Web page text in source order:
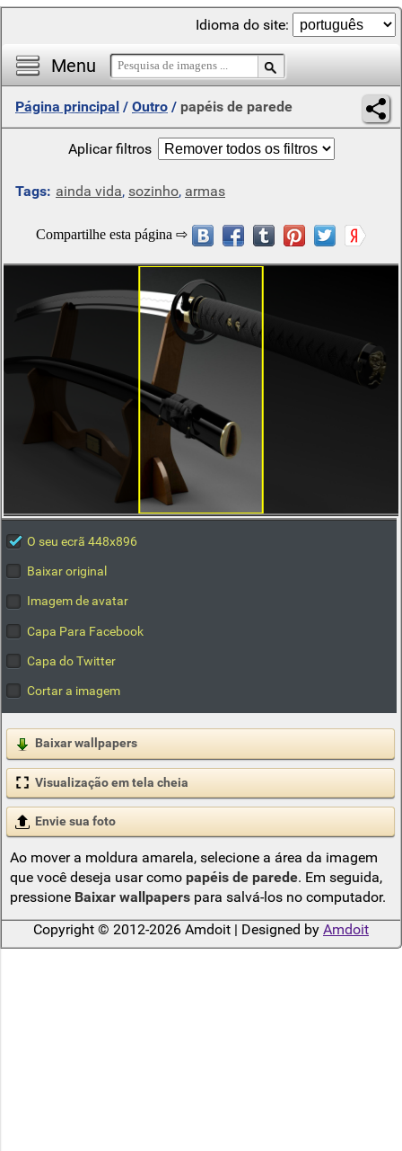
Menu
Idioma do site:
Página principal / Outro / papéis de parede
Aplicar filtros
Tags: ainda vida, sozinho, armas
O seu ecrã 448x896
Baixar original
Imagem de avatar
Capa Para Facebook
Capa do Twitter
Cortar a imagem
Baixar wallpapers
Visualização em tela cheia
Envie sua foto
Ao mover a moldura amarela, selecione a área da imagem
que você deseja usar como papéis de parede. Em seguida,
pressione Baixar wallpaperspara salvá-los no computador.
Copyright © 2012-2026 Amdoit | Designed by Amdoit